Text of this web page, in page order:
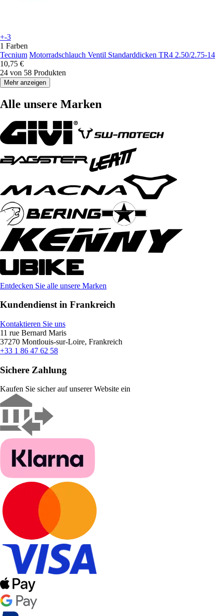
+-3
1 Farben
Tecnium Motorradschlauch Ventil Standarddicken TR4 2.50/2.75-14
10,75 €
24 von 58 Produkten
Mehr anzeigen
Alle unsere Marken
Entdecken Sie alle unsere Marken
Kundendienst in Frankreich
Kontaktieren Sie uns
11 rue Bernard Maris
37270 Montlouis-sur-Loire, Frankreich
+33 1 86 47 62 58
Sichere Zahlung
Kaufen Sie sicher auf unserer Website ein